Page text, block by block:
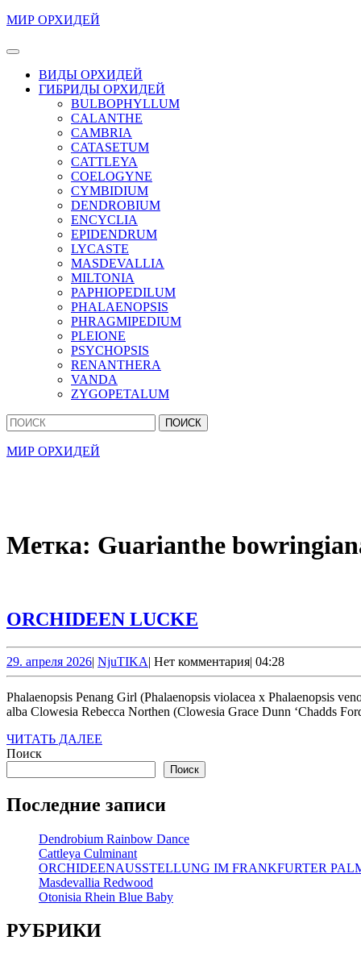
Перейти
содержимому
содержимому
МИР ОРХИДЕЙ
Кнопка
ОткрытьВИДЫ ОРХИДЕЙ
ГИБРИДЫ ОРХИДЕЙ
BULBOPHYLLUM
CALANTHE
CAMBRIA
CATASETUM
CATTLEYA
COELOGYNE
CYMBIDIUM
DENDROBIUM
ENCYCLIA
EPIDENDRUM
LYCASTE
MASDEVALLIA
MILTONIA
PAPHIOPEDILUM
PHALAENOPSIS
PHRAGMIPEDIUM
PLEIONE
PSYCHOPSIS
RENANTHERA
VANDA
ZYGOPETALUM
Кнопка
Закрыть
Найти:
МИР ОРХИДЕЙ
Метка: Guarianthe
ORCHIDEEN LUCKE
29. апреля 202629.
апреля
| NjuTIKANjuTIKA
| Нет комментария| 04:28
Phalaenopsis Penang Girl (Phalaenopsis violacea x Phalaenopsis venosa) Guarianthe bowringiana Vanda Cochlezella Tsiku Chuchango (Warczewiczella amazonica x Cochlezella Amazing) Ludisia discolor var.
alba Clowesia Rebecca Northen (Clowesia Grace Dunn ‘Chadds
ЧИТАТЬ ДАЛЕЕ
Поиск
Поиск
Последние записи
Dendrobium Rainbow Dance
Cattleya Culminant
ORCHIDEENAUSSTELLUNG IM FRANKFURTER
Masdevallia Redwood
Otonisia Rhein Blue Baby
РУБРИКИ